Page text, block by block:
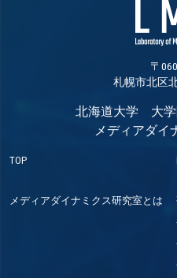
〒
札幌市北区
北海道大学 大学
メディアダイ
TOP
メディアダイナミクス研究室とは